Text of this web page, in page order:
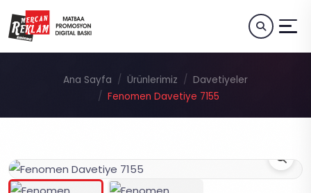
Ana Sayfa Ürünlerimiz
Davetiyeler
Fenomen Davetiye 7155